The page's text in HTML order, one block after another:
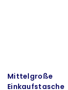
Mittelgroße
Einkaufstasche